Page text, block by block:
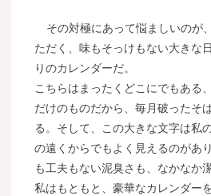
その対極にあって悩ましいのが
ただく、味もそっけもない大きな
りのカレンダーだ。
こちらはまったくどこにでもある
だけのものだから、毎月破ったそ
る。そして、この大きな文字は私
の遠くからでもよく見えるのがあ
も工夫もない泥臭さも、なかなか
私はもともと、豪華なカレンダー